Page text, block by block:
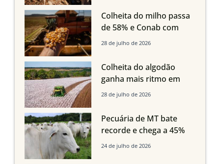
em Mato Grosso, aponta
Imea
Colheita do milho passa
de 58% e Conab com
boas produtividades em
quedas em Tocantins,
Maranhão e Piauí
28 de julho de 2026
Colheita do algodão
ganha mais ritmo em
Mato Grosso, Mato
Maranhão
28 de julho de 2026
Pecuária de MT bate
recorde e chega a 45%
dos bovinos abatidos
24 de julho de 2026